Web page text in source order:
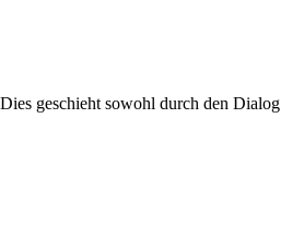
geschieht sowohl durch den Dialog